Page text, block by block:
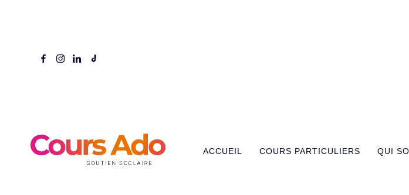
ACCUEIL COURS PARTICULIERS QUI